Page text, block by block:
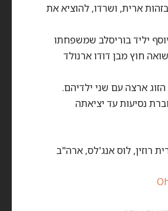
ארית, ושרדו, להוציא את
יליד בוריסלב שמשפחתו
חוץ מבן דודו ארנולד
נסיעות עד יציאתה
רוזין, לוס אנג'לס, ארה"ב